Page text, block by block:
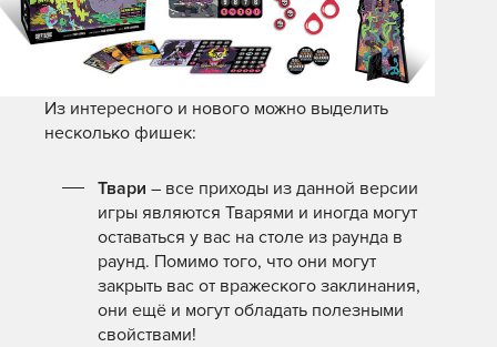
Из интересного и нового можно выделить
несколько фишек:
Твари – все приходы из данной версии
игры являются Тварями и иногда могут
оставаться у вас на столе из раунда в
раунд. Помимо того, что они могут
закрыть вас от вражеского заклинания,
они ещё и могут обладать полезными
свойствами!